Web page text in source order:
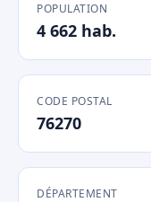
POPULATION
4 662 hab.
CODE POSTAL
76270
DÉPARTEMENT